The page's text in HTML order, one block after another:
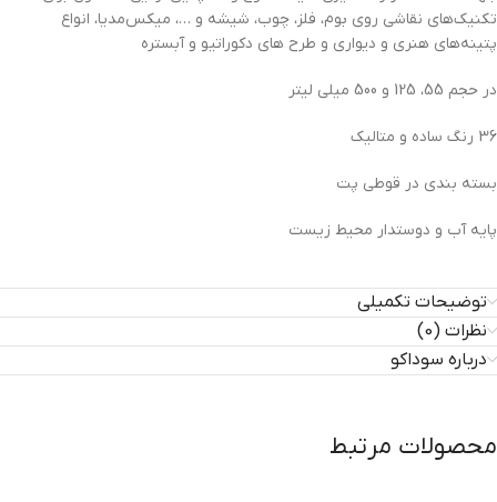
تکنیک‌های نقاشی روی بوم، فلز، چوب، شیشه و …، میکس‌مدیا، انواع
پتینه‌های هنری و دیواری و طرح های دکوراتیو و آبستره
در حجم 55، 125 و 500 میلی لیتر
36 رنگ ساده و متالیک
بسته بندی در قوطی پت
پایه آب و دوستدار محیط زیست
توضیحات تکمیلی
نظرات (0)
درباره سوداکو
محصولات مرتبط